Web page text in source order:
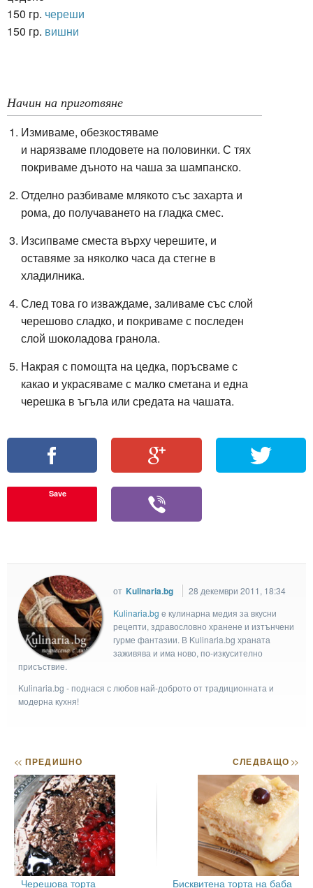
150 гр. череши
150 гр. вишни
Начин на приготвяне
Измиваме, обезкостяваме
и нарязваме плодовете на половинки. С тях
покриваме дъното на чаша за шампанско.
Отделно разбиваме млякото със захарта и
рома, до получаването на гладка смес.
Изсипваме сместа върху черешите, и
оставяме за няколко часа да стегне в
хладилника.
След това го изваждаме, заливаме със слой
черешово сладко, и покриваме с последен
слой шоколадова гранола.
Накрая с помощта на цедка, поръсваме с
какао и украсяваме с малко сметана и една
черешка в ъгъла или средата на чашата.
Save
от Kulinaria.bg
28 декември 2011, 18:34
Kulinaria.bg e кулинарна медия за вкусни
рецепти, здравословно хранене и изтънчени
гурме фантазии. В Kulinaria.bg храната
заживява и има ново, по-изкусително
присъствие.
Kulinaria.bg - поднася с любов най-доброто от традиционната и
модерна кухня!
<< ПРЕДИШНО
Черешова торта
СЛЕДВАЩО>>
Бисквитена торта на баба